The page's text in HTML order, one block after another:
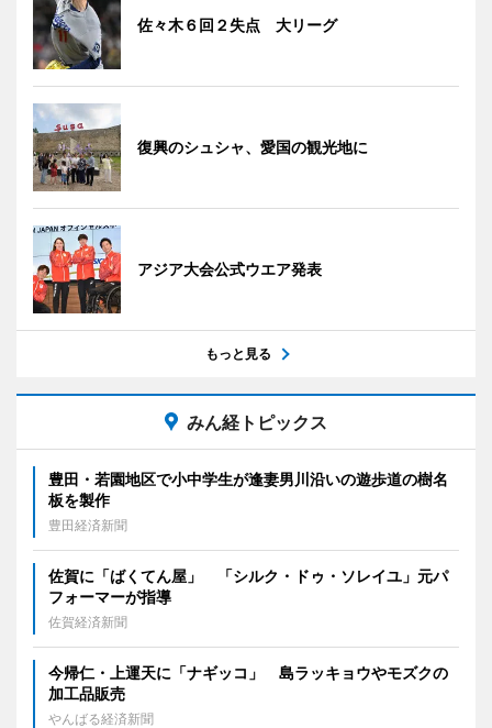
佐々木６回２失点 大リーグ
復興のシュシャ、愛国の観光地に
アジア大会公式ウエア発表
もっと見る
みん経トピックス
豊田・若園地区で小中学生が逢妻男川沿いの遊歩道の樹名
板を製作
豊田経済新聞
佐賀に「ばくてん屋」 「シルク・ドゥ・ソレイユ」元パ
フォーマーが指導
佐賀経済新聞
今帰仁・上運天に「ナギッコ」 島ラッキョウやモズクの
加工品販売
やんばる経済新聞